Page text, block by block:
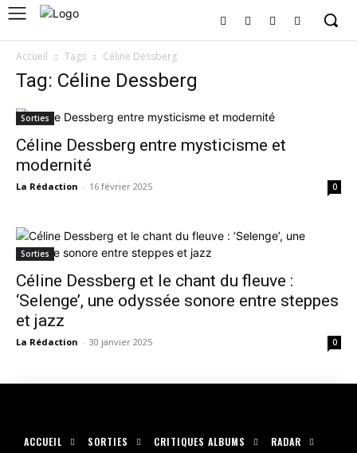
Accueil Tags Céline Dessberg
Tag: Céline Dessberg
Sorties
Céline Dessberg entre mysticisme et
modernité
La Rédaction - 16 février 2025 0
Sorties
Céline Dessberg et le chant du fleuve :
‘Selenge’, une odyssée sonore entre steppes
et jazz
La Rédaction - 30 janvier 2025 0
ACCUEIL SORTIES CRITIQUES ALBUMS
RADAR